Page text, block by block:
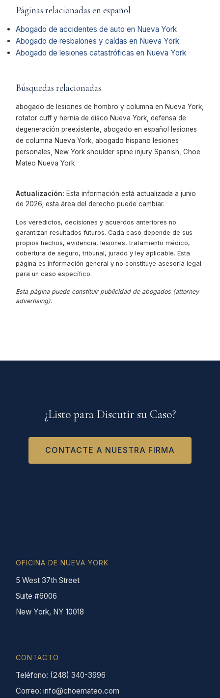
Páginas relacionadas en español
Abogado de accidentes de auto en Nueva York
Abogado de resbalones y caídas en Nueva York
Abogado de lesiones catastróficas en Nueva York
Búsquedas relacionadas
abogado de lesiones de hombro y columna en Nueva York,
rotator cuff y hernia de disco Nueva York, defensa de
degeneración preexistente, abogado en español lesiones
de columna Nueva York, abogado hispano lesiones
personales, New York shoulder spine injury Spanish, Choe
Mateo Nueva York
Actualización: Esta información está actualizada a junio
de 2026; esta área del derecho puede cambiar.
Los veredictos, decisiones y acuerdos anteriores no
garantizan resultados futuros. Cada caso depende de sus
propios hechos, evidencia, lesiones, tratamiento médico,
cobertura de seguro, tribunal, jurado y ley aplicable. Esta
página es información general y no constituye asesoría legal
para un caso específico.
Esta página puede constituir publicidad de abogados (attorney
advertising).
¿Listo para Discutir su Caso?
CONTACTE A NUESTRA FIRMA
OFICINA DE NUEVA YORK
5 West 37th Street
Suite #6006
New York, NY 10018
CONTACTO
Teléfono: (248) 340-3996
Correo: info@choemateo.com